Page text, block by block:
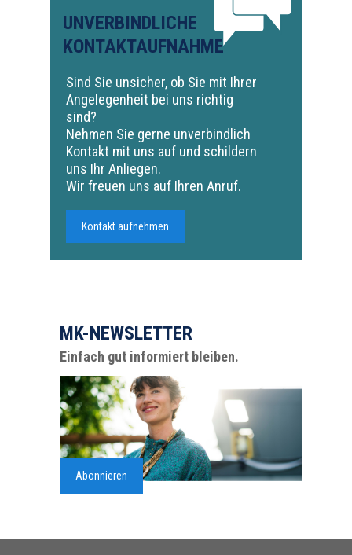
UNVERBINDLICHE
KONTAKTAUFNAHME
Sind Sie unsicher, ob Sie mit Ihrer
Angelegenheit bei uns richtig
sind?
Nehmen Sie gerne unverbindlich
Kontakt mit uns auf und schildern
uns Ihr Anliegen.
Wir freuen uns auf Ihren Anruf.
Kontakt aufnehmen
MK-NEWSLETTER
Einfach gut informiert bleiben.
Abonnieren